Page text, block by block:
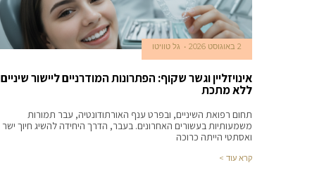
2 באוגוסט 2026 גל טוויטו
אינויזליין וגשר שקוף: הפתרונות המודרניים ליישור שיניים
ללא מתכת
תחום רפואת השיניים, ובפרט ענף האורתודונטיה, עבר תמורות
משמעותיות בעשורים האחרונים. בעבר, הדרך היחידה להשיג חיוך ישר
ואסתטי הייתה כרוכה
קרא עוד >